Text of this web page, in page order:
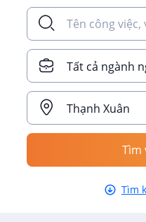
Tất cả ngành
Thạnh Xuân
Tìm
Tìm